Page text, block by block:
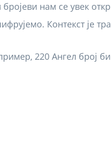
нам се увек
Контекст је
220 Ангел број